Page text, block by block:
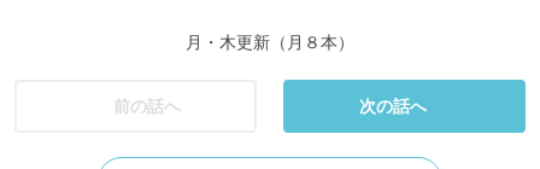
月・木更新（月８本）
前の話へ 次の話へ